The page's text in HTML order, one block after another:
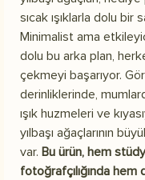
sıcak ışıklarla dolu bir
Minimalist ama
dolu bu arka plan,
çekmeyi başarıyor.
derinliklerinde,
ışık huzmeleri ve
yılbaşı ağaçlarının
var. Bu ürün, hem
fotoğrafçılığında hem